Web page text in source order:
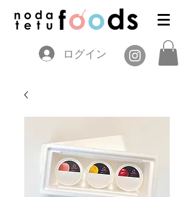
ログイン